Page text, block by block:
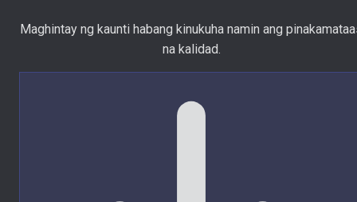
Maghintay ng kaunti habang kinukuha namin ang
na kalidad.